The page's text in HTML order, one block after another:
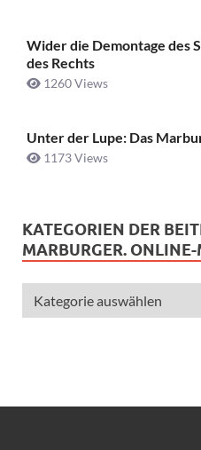
Wider die Demontage des
des Rechts
1260 Views
Unter der Lupe: Das
1173 Views
KATEGORIEN DER
MARBURGER.